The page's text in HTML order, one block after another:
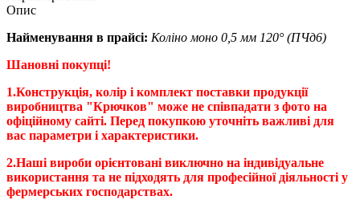
Опис
Найменування в прайсі: Коліно моно 0,5 мм 120° (ПЧд6)
Шановні покупці!
1.Конструкція, колір і комплект поставки продукції
виробництва "Крючков" може не співпадати з фото на
офіційному сайті. Перед покупкою уточніть важливі для
вас параметри і характеристики.
2.Наші вироби орієнтовані виключно на індивідуальне
використання та не підходять для професійної діяльності у
фермерських господарствах.